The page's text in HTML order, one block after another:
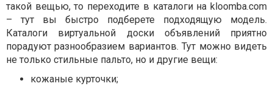
такой вещью, то переходите в каталоги на kloomba.com
– тут вы быстро подберете подходящую модель.
Каталоги виртуальной доски объявлений приятно
порадуют разнообразием вариантов. Тут можно видеть
не только стильные пальто, но и другие вещи:
кожаные курточки;